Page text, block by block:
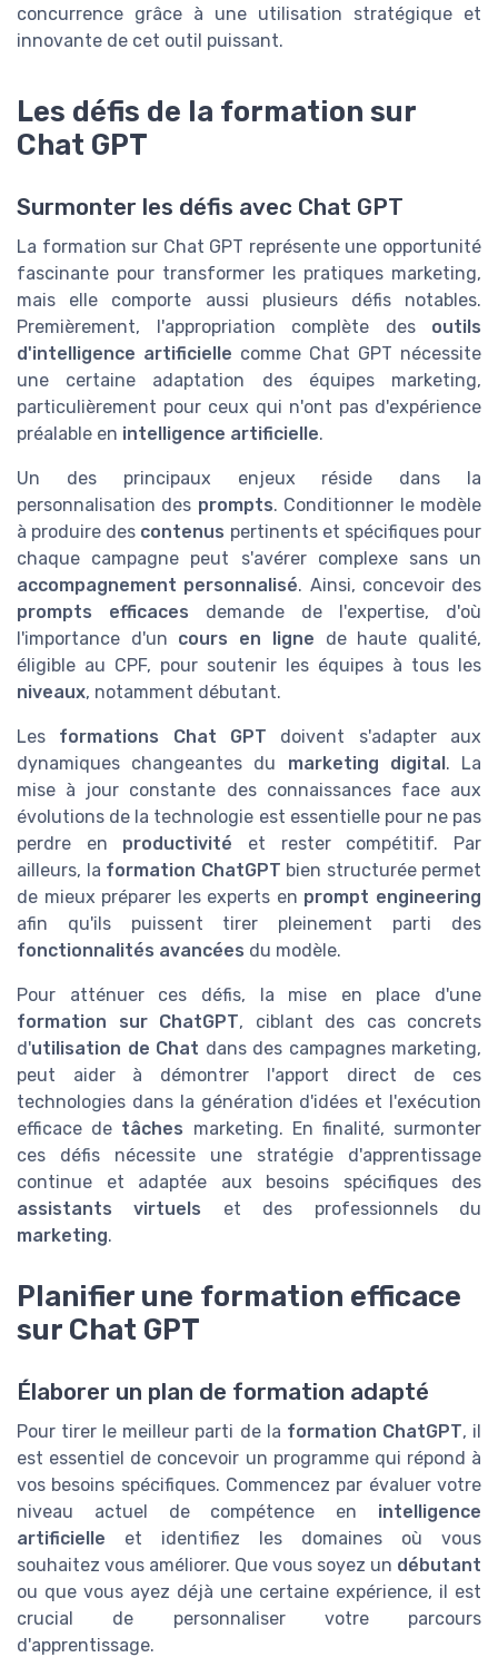
concurrence grâce à une utilisation stratégique et
innovante de cet outil puissant.
Les défis de la formation sur
Chat GPT
Surmonter les défis avec Chat GPT
La formation sur Chat GPT représente une opportunité
fascinante pour transformer les pratiques marketing,
mais elle comporte aussi plusieurs défis notables.
Premièrement, l'appropriation complète des outils
d'intelligence artificielle comme Chat GPT nécessite
une certaine adaptation des équipes marketing,
particulièrement pour ceux qui n'ont pas d'expérience
préalable en intelligence artificielle.
Un des principaux enjeux réside dans la
personnalisation des prompts. Conditionner le modèle
à produire des contenus pertinents et spécifiques pour
chaque campagne peut s'avérer complexe sans un
accompagnement personnalisé. Ainsi, concevoir des
prompts efficaces demande de l'expertise, d'où
l'importance d'un cours en ligne de haute qualité,
éligible au CPF, pour soutenir les équipes à tous les
niveaux, notamment débutant.
Les formations Chat GPT doivent s'adapter aux
dynamiques changeantes du marketing digital . La
mise à jour constante des connaissances face aux
évolutions de la technologie est essentielle pour ne pas
perdre en productivité et rester compétitif. Par
ailleurs, la formation ChatGPT bien structurée permet
de mieux préparer les experts en prompt engineering
afin qu'ils puissent tirer pleinement parti des
fonctionnalités avancées du modèle.
Pour atténuer ces défis, la mise en place d'une
formation sur ChatGPT, ciblant des cas concrets
d'utilisation de Chat dans des campagnes marketing,
peut aider à démontrer l'apport direct de ces
technologies dans la génération d'idées et l'exécution
efficace de tâches marketing. En finalité, surmonter
ces défis nécessite une stratégie d'apprentissage
continue et adaptée aux besoins spécifiques des
assistants virtuels et des professionnels du
marketing.
Planifier une formation efficace
sur Chat GPT
Élaborer un plan de formation adapté
Pour tirer le meilleur parti de la formation ChatGPT, il
est essentiel de concevoir un programme qui répond à
vos besoins spécifiques. Commencez par évaluer votre
niveau actuel de compétence en intelligence
artificielle et identifiez les domaines où vous
souhaitez vous améliorer. Que vous soyez un débutant
ou que vous ayez déjà une certaine expérience, il est
crucial de personnaliser votre parcours
d'apprentissage.